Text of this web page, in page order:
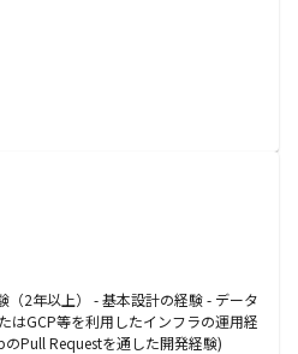
（2年以上） - 基本設計の経験 - データ
はGCP等を利用したインフラの運用経
Pull Requestを通した開発経験)